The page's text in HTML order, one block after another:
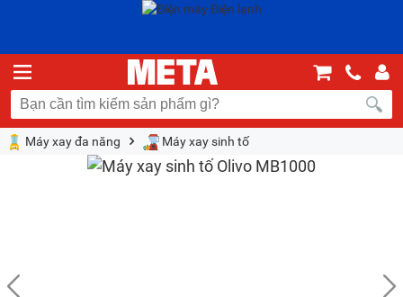
Máy xay đa năng Máy xay sinh tố